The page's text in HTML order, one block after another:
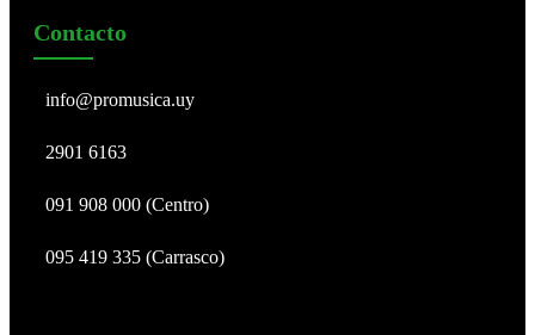
Contacto
info@promusica.uy
2901 6163
091 908 000 (Centro)
095 419 335 (Carrasco)